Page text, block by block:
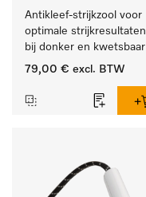
Antikleef-strijkzool voor
optimale strijkresultaten
bij donker en kwetsbaar
textiel
79,00 € excl. BTW